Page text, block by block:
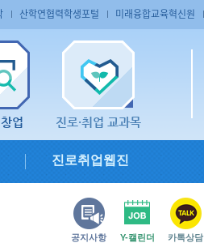
미래융합교육혁신원
산학연협력학생포털
진로·취업 교과목
업
진로취업웹진
카톡상담
Y-캘린더
공지사항